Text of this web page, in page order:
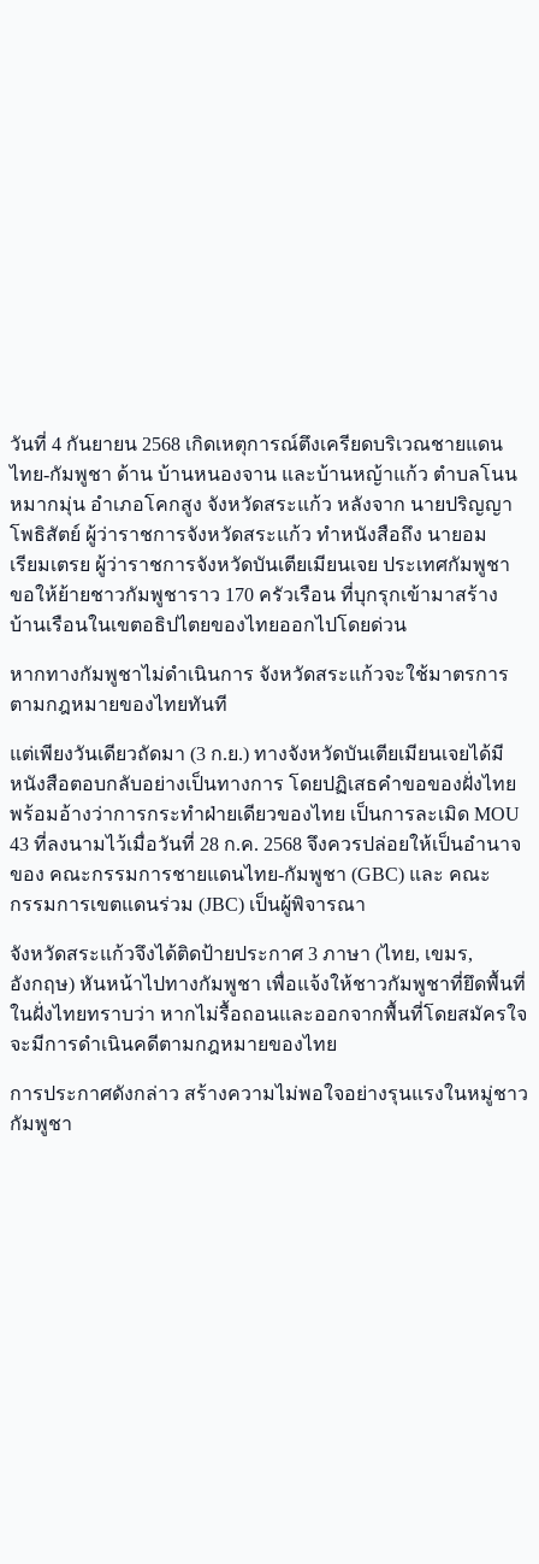
วันที่ 4 กันยายน 2568 เกิดเหตุการณ์ตึงเครียดบริเวณชายแดน
ไทย-กัมพูชา ด้าน บ้านหนองจาน และบ้านหญ้าแก้ว ตำบลโนน
หมากมุ่น อำเภอโคกสูง จังหวัดสระแก้ว หลังจาก นายปริญญา
โพธิสัตย์ ผู้ว่าราชการจังหวัดสระแก้ว ทำหนังสือถึง นายอม
เรียมเตรย ผู้ว่าราชการจังหวัดบันเตียเมียนเจย ประเทศกัมพูชา
ขอให้ย้ายชาวกัมพูชาราว 170 ครัวเรือน ที่บุกรุกเข้ามาสร้าง
บ้านเรือนในเขตอธิปไตยของไทยออกไปโดยด่วน
หากทางกัมพูชาไม่ดำเนินการ จังหวัดสระแก้วจะใช้มาตรการ
ตามกฎหมายของไทยทันที
แต่เพียงวันเดียวถัดมา (3 ก.ย.) ทางจังหวัดบันเตียเมียนเจยได้มี
หนังสือตอบกลับอย่างเป็นทางการ โดยปฏิเสธคำขอของฝั่งไทย
พร้อมอ้างว่าการกระทำฝ่ายเดียวของไทย เป็นการละเมิด MOU
43 ที่ลงนามไว้เมื่อวันที่ 28 ก.ค. 2568 จึงควรปล่อยให้เป็นอำนาจ
ของ คณะกรรมการชายแดนไทย-กัมพูชา (GBC) และ คณะ
กรรมการเขตแดนร่วม (JBC) เป็นผู้พิจารณา
จังหวัดสระแก้วจึงได้ติดป้ายประกาศ 3 ภาษา (ไทย, เขมร,
อังกฤษ) หันหน้าไปทางกัมพูชา เพื่อแจ้งให้ชาวกัมพูชาที่ยึดพื้นที่
ในฝั่งไทยทราบว่า หากไม่รื้อถอนและออกจากพื้นที่โดยสมัครใจ
จะมีการดำเนินคดีตามกฎหมายของไทย
การประกาศดังกล่าว สร้างความไม่พอใจอย่างรุนแรงในหมู่ชาว
กัมพูชา